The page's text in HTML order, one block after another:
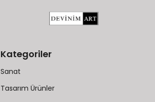
Kategoriler
Sanat
Tasarım Ürünler